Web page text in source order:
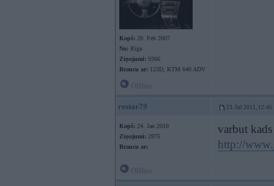
Kopš: 20. Feb 2007
No: Rīga
Ziņojumi: 9366
Braucu ar: 123D, KTM 640 ADV
restar79 23. Jul 2011, 12:45
Kopš: 24. Jan 2010
Ziņojumi: 2975
Braucu ar:
varbut
http://